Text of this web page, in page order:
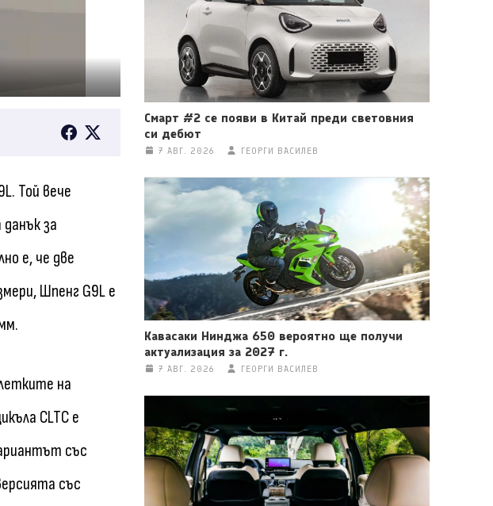
Той вече
за
е, че две
Шпенг G9L е
на
CLTC е
със
със
Смарт #2 се появи в Китай преди световния
си дебют
7 АВГ. 2026 ГЕОРГИ ВАСИЛЕВ
Кавасаки Нинджа 650 вероятно ще получи
актуализация за 2027 г.
7 АВГ. 2026 ГЕОРГИ ВАСИЛЕВ